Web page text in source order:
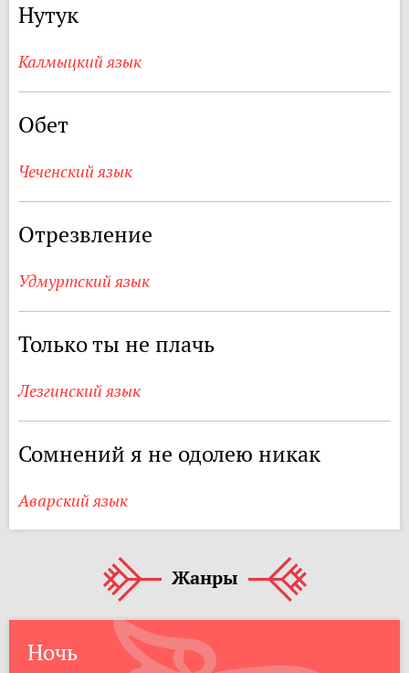
Нутук
Калмыцкий язык
Обет
Чеченский язык
Отрезвление
Удмуртский язык
Только ты не плачь
Лезгинский язык
Сомнений я не одолею никак
Аварский язык
Жанры
Ночь